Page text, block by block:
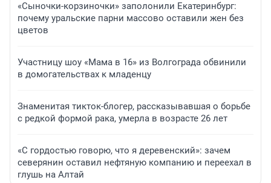
«Сыночки-корзиночки» заполонили Екатеринбург:
почему уральские парни массово оставили жен без
цветов
Участницу шоу «Мама в 16» из Волгограда обвинили
в домогательствах к младенцу
Знаменитая тикток-блогер, рассказывавшая о борьбе
с редкой формой рака, умерла в возрасте 26 лет
«С гордостью говорю, что я деревенский»: зачем
северянин оставил нефтяную компанию и переехал в
глушь на Алтай